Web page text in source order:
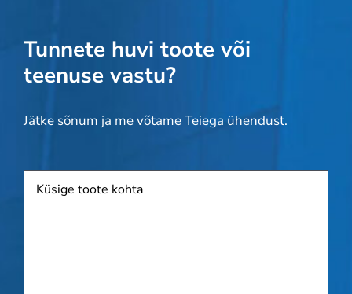
Tunnete huvi toote või
teenuse vastu?
Jätke sõnum ja me võtame Teiega ühendust.